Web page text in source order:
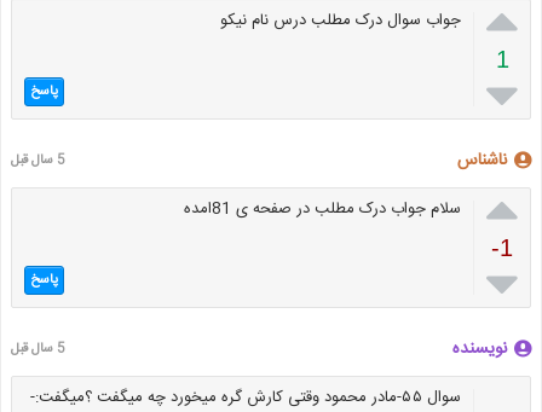

1

جواب سوال درک مطلب درس نام نیکو
پاسخ
ناشناس 5 سال قبل

-1

سلام جواب درک مطلب در صفحه ی 81امده
پاسخ
نویسنده 5 سال قبل
سوال ۵۵-مادر محمود وقتی کارش گره میخورد چه میگفت ؟میگفت:-